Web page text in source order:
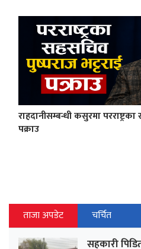
राहदानीसम्बन्धी कसुरमा
पक्राउ
ताजा अपडेट चर्चित
सहकारी